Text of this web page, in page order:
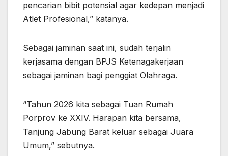
pencarian bibit potensial agar kedepan menjadi
Atlet Profesional,” katanya.
Sebagai jaminan saat ini, sudah terjalin
kerjasama dengan BPJS Ketenagakerjaan
sebagai jaminan bagi penggiat Olahraga.
“Tahun 2026 kita sebagai Tuan Rumah
Porprov ke XXIV. Harapan kita bersama,
Tanjung Jabung Barat keluar sebagai Juara
Umum,” sebutnya.